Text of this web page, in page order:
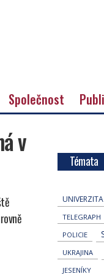
Společnost
v
Témata
TELEGRAPH
POLICIE
UKRAJINA
JESENÍKY